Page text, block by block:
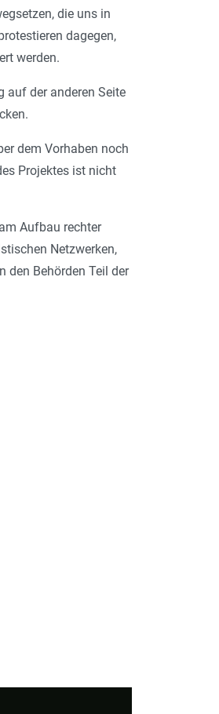
die uns in
dagegen,
werden.
auf der anderen Seite
dem Vorhaben noch
Projektes ist nicht
Aufbau rechter
Netzwerken,
den Behörden Teil der